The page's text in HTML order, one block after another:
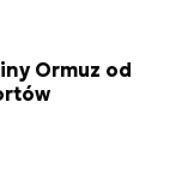
Ormuz od